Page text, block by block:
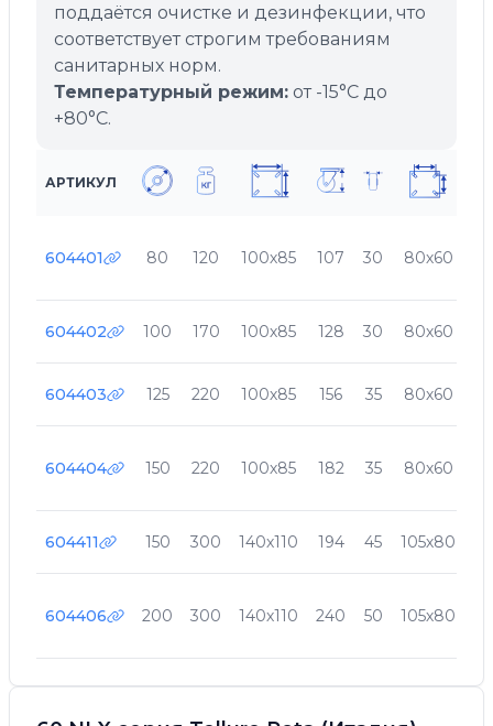
поддаётся очистке и дезинфекции, что
соответствует строгим требованиям
санитарных норм.
Температурный режим: от -15°C до
+80°C.
АРТИКУЛ
604401 80 120 100х85 107 30 80х60
604402 100 170 100х85 128 30 80х60
604403 125 220 100х85 156 35 80х60
604404 150 220 100х85 182 35 80х60
604411 150 300 140х110 194 45 105х80
604406 200 300 140х110 240 50 105х80